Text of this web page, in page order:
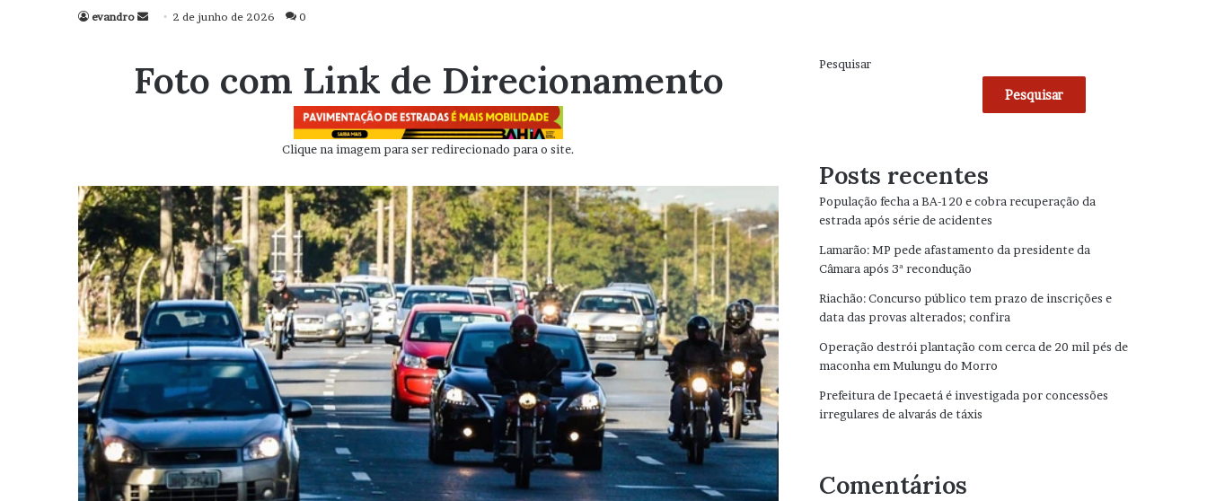
evandro
Mande
mail
2 de junho de 2026 0
Foto com Link de Direcionamento
Clique na imagem para ser redirecionado para o site.
Pesquisar
Pesquisar
Posts recentes
População fecha a BA-120 e cobra recuperação da
estrada após série de acidentes
Lamarão: MP pede afastamento da presidente da
Câmara após 3ª recondução
Riachão: Concurso público tem prazo de inscrições e
data das provas alterados; confira
Operação destrói plantação com cerca de 20 mil pés de
maconha em Mulungu do Morro
Prefeitura de Ipecaetá é investigada por concessões
irregulares de alvarás de táxis
Comentários